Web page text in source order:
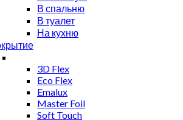
В спальню
В туалет
На кухню
3D Flex
Eco Flex
Emalux
Master Foil
Soft Touch